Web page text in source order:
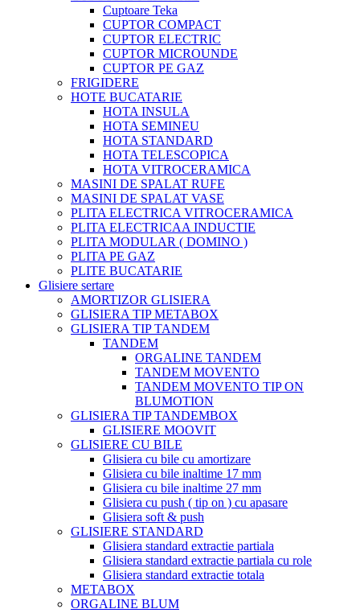
Cuptoare Teka
CUPTOR COMPACT
CUPTOR ELECTRIC
CUPTOR MICROUNDE
CUPTOR PE GAZ
FRIGIDERE
HOTE BUCATARIE
HOTA INSULA
HOTA SEMINEU
HOTA STANDARD
HOTA TELESCOPICA
HOTA VITROCERAMICA
MASINI DE SPALAT RUFE
MASINI DE SPALAT VASE
PLITA ELECTRICA VITROCERAMICA
PLITA ELECTRICAA INDUCTIE
PLITA MODULAR ( DOMINO )
PLITA PE GAZ
PLITE BUCATARIE
Glisiere sertare
AMORTIZOR GLISIERA
GLISIERA TIP METABOX
GLISIERA TIP TANDEM
TANDEM
ORGALINE TANDEM
TANDEM MOVENTO
TANDEM MOVENTO TIP ON
BLUMOTION
GLISIERA TIP TANDEMBOX
GLISIERE MOOVIT
GLISIERE CU BILE
Glisiera cu bile cu amortizare
Glisiera cu bile inaltime 17 mm
Glisiera cu bile inaltime 27 mm
Glisiera cu push ( tip on ) cu apasare
Glisiera soft & push
GLISIERE STANDARD
Glisiera standard extractie partiala
Glisiera standard extractie partiala cu role
Glisiera standard extractie totala
METABOX
ORGALINE BLUM